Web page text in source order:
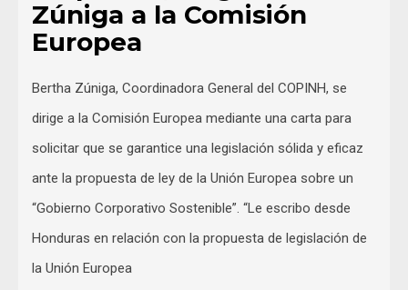
Zúniga a la Comisión
Europea
Bertha Zúniga, Coordinadora General del COPINH, se
dirige a la Comisión Europea mediante una carta para
solicitar que se garantice una legislación sólida y eficaz
ante la propuesta de ley de la Unión Europea sobre un
“Gobierno Corporativo Sostenible”. “Le escribo desde
Honduras en relación con la propuesta de legislación de
la Unión Europea